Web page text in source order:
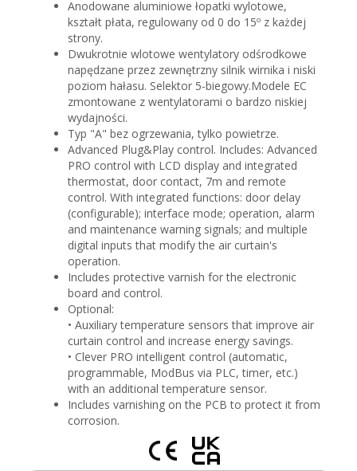
Anodowane aluminiowe łopatki wylotowe,
kształt płata, regulowany od 0 do 15º z każdej
strony.
Dwukrotnie wlotowe wentylatory odśrodkowe
napędzane przez zewnętrzny silnik wirnika i niski
poziom hałasu. Selektor 5-biegowy.Modele EC
zmontowane z wentylatorami o bardzo niskiej
wydajności.
Typ "A" bez ogrzewania, tylko powietrze.
Advanced Plug&Play control. Includes: Advanced
PRO control with LCD display and integrated
thermostat, door contact, 7m and remote
control. With integrated functions: door delay
(configurable); interface mode; operation, alarm
and maintenance warning signals; and multiple
digital inputs that modify the air curtain's
operation.
Includes protective varnish for the electronic
board and control.
Optional:
• Auxiliary temperature sensors that improve air
curtain control and increase energy savings.
• Clever PRO intelligent control (automatic,
programmable, ModBus via PLC, timer, etc.)
with an additional temperature sensor.
Includes varnishing on the PCB to protect it from
corrosion.